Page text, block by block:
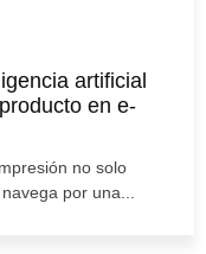
artificial
en e-
no solo
por una...